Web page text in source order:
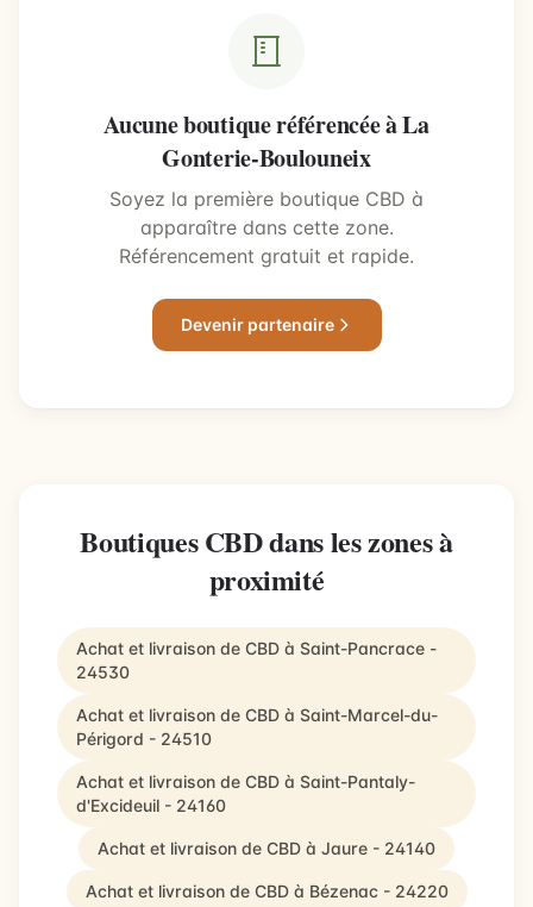
Aucune boutique référencée à La
Gonterie-Boulouneix
Soyez la première boutique CBD à
apparaître dans cette zone.
Référencement gratuit et rapide.
Devenir partenaire
Boutiques CBD dans les zones à
proximité
Achat et livraison de CBD à Saint-Pancrace -
24530
Achat et livraison de CBD à Saint-Marcel-du-
Périgord - 24510
Achat et livraison de CBD à Saint-Pantaly-
d'Excideuil - 24160
Achat et livraison de CBD à Jaure - 24140
Achat et livraison de CBD à Bézenac - 24220